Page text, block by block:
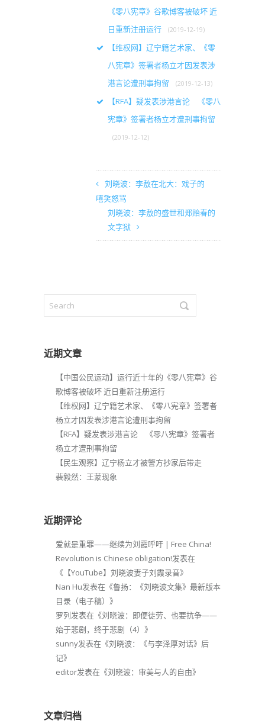
《零八宪章》谷歌博客被破坏 近
日重新注册运行
(2019-12-19)
【维权网】辽宁籍艺术家、《零
八宪章》签署者杨立才因发表涉
港言论遭刑事拘留
(2019-12-13)
【RFA】疑发表涉港言论 《零八
宪章》签署者杨立才遭刑事拘留
(2019-12-12)
刘晓波：李敖在北大：戏子的
嘻笑怒骂
刘晓波：李敖的盛世和郑贻春的
文字狱
近期文章
【中国公民运动】运行近十年的《零八宪章》谷
歌博客被破坏 近日重新注册运行
【维权网】辽宁籍艺术家、《零八宪章》签署者
杨立才因发表涉港言论遭刑事拘留
【RFA】疑发表涉港言论 《零八宪章》签署者
杨立才遭刑事拘留
【民生观察】辽宁杨立才被警方抄家后带走
裴毅然：王蒙现象
近期评论
爱就是重罪——继续为刘霞呼吁 | Free China!
Revolution is Chinese obligation!发表在
《 【YouTube】刘晓波妻子刘霞录音》
Nan Hu发表在《鲁扬：《刘晓波文集》最新版本
目录（电子稿） 》
罗列发表在《刘晓波：即便徒劳、也要抗争——
始于悲剧，终于悲剧（4） 》
sunny发表在《刘晓波：《与李泽厚对话》后
记》
editor发表在《刘晓波：审美与人的自由》
文章归档